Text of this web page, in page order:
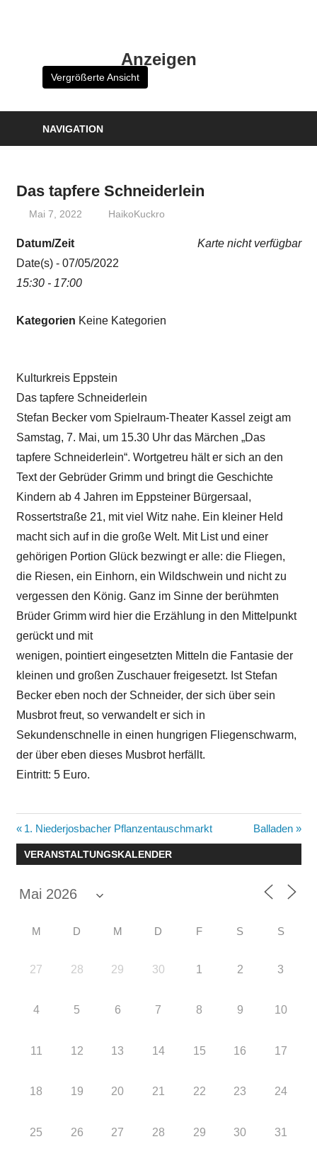
Anzeigen
Vergrößerte Ansicht
NAVIGATION
Das tapfere Schneiderlein
Mai 7, 2022 HaikoKuckro
Karte nicht verfügbar
Datum/Zeit
Date(s) - 07/05/2022
15:30 - 17:00
Kategorien Keine Kategorien
Kulturkreis Eppstein
Das tapfere Schneiderlein
Stefan Becker vom Spielraum-Theater Kassel zeigt am
Samstag, 7. Mai, um 15.30 Uhr das Märchen „Das
tapfere Schneiderlein“. Wortgetreu hält er sich an den
Text der Gebrüder Grimm und bringt die Geschichte
Kindern ab 4 Jahren im Eppsteiner Bürgersaal,
Rossertstraße 21, mit viel Witz nahe. Ein kleiner Held
macht sich auf in die große Welt. Mit List und einer
gehörigen Portion Glück bezwingt er alle: die Fliegen,
die Riesen, ein Einhorn, ein Wildschwein und nicht zu
vergessen den König. Ganz im Sinne der berühmten
Brüder Grimm wird hier die Erzählung in den Mittelpunkt
gerückt und mit
wenigen, pointiert eingesetzten Mitteln die Fantasie der
kleinen und großen Zuschauer freigesetzt. Ist Stefan
Becker eben noch der Schneider, der sich über sein
Musbrot freut, so verwandelt er sich in
Sekundenschnelle in einen hungrigen Fliegenschwarm,
der über eben dieses Musbrot herfällt.
Eintritt: 5 Euro.
Beitragsnavigation
Vorheriger
Beitrag:
1. Niederjosbacher Pflanzentauschmarkt
Nächster
Beitrag:
Balladen
VERANSTALTUNGSKALENDER
M D M D F S S
27 28 29 30 1 2 3
4 5 6 7 8 9 10
11 12 13 14 15 16 17
18 19 20 21 22 23 24
25 26 27 28 29 30 31